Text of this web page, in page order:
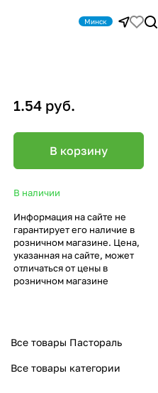
Минск
1.54 руб.
В корзину
В наличии
Информация на сайте не
гарантирует его наличие в
розничном магазине. Цена,
указанная на сайте, может
отличаться от цены в
розничном магазине
Все товары Пастораль
Все товары категории